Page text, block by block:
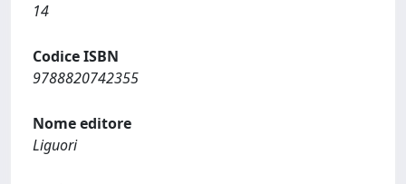
14
Codice ISBN
9788820742355
Nome editore
Liguori